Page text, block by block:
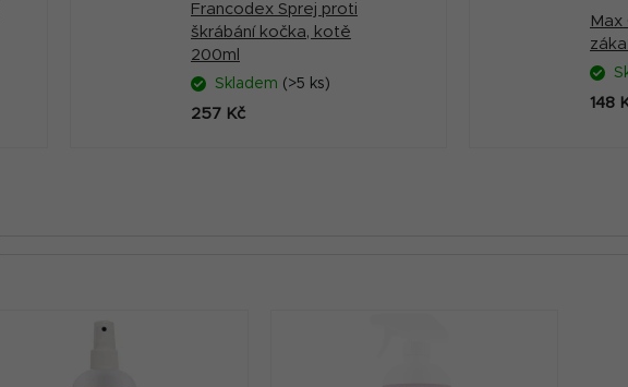
Francodex Sprej proti
škrábání kočka, kotě
200ml
Skladem (>5 ks)
257 Kč
148